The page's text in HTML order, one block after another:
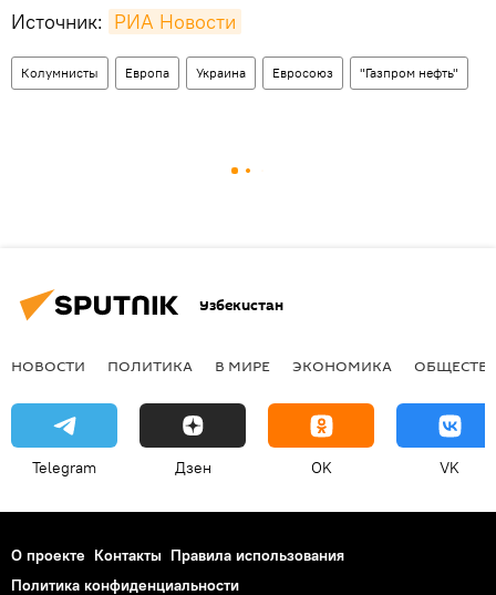
Источник: РИА Новости
Колумнисты Европа Украина Евросоюз "Газпром нефть"
Узбекистан
НОВОСТИ ПОЛИТИКА В МИРЕ ЭКОНОМИКА
Telegram Дзен OK VK
О проекте Контакты Правила использования
Политика конфиденциальности